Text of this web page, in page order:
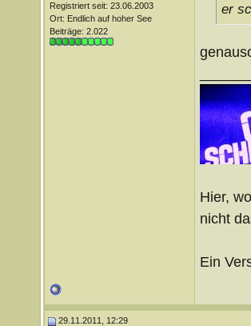
Registriert seit: 23.06.2003
Ort: Endlich auf hoher See
Beiträge: 2.022
er
Hier,
nicht
Ein
29.11.2011, 12:29